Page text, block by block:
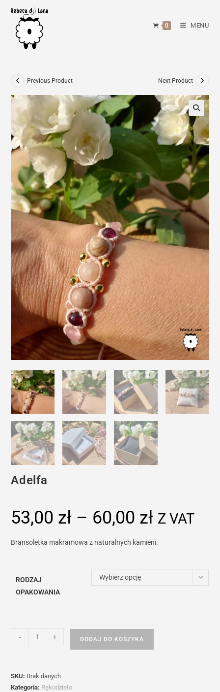
content
0 MENU
Previous Product Next Product
Adelfa
53,00 zł – 60,00 zł Zakres
cen:
od
do
60,00 zł
Z VAT
Bransoletka makramowa z naturalnych kamieni.
RODZAJ
OPAKOWANIA
Wybierz opcję
- + DODAJ DO KOSZYKA
SKU: Brak danych
Kategoria: Rękodzieło